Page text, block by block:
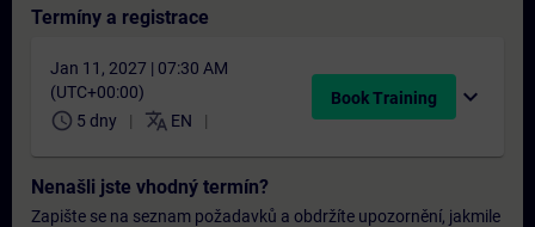
Termíny a registrace
Jan 11, 2027 | 07:30 AM
(UTC+00:00)
schedule 5 dny translate EN
Book Training expand_more
Nenašli jste vhodný termín?
Zapište se na seznam požadavků a obdržíte upozornění, jakmile